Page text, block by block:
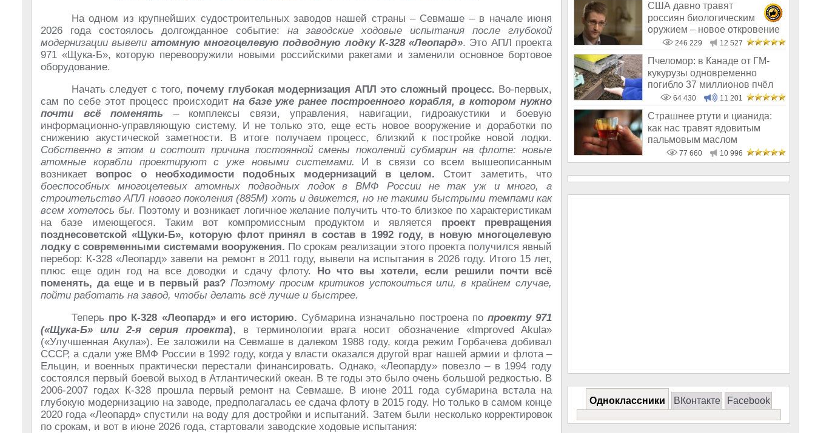
На одном из крупнейших судостроительных заводов нашей страны – Севмаше – в начале июня
2026 года состоялось долгожданное событие: на заводские ходовые испытания после глубокой
модернизации вывели атомную многоцелевую подводную лодку К-328 «Леопард». Это АПЛ проекта
971 «Щука-Б», которую перевооружили новыми российскими ракетами и заменили основное бортовое
оборудование.
Начать следует с того, почему глубокая модернизация АПЛ это сложный процесс. Во-первых,
сам по себе этот процесс происходит на базе уже ранее построенного корабля, в котором нужно
почти всё поменять – комплексы связи, управления, навигации, гидроакустики и боевую
информационно-управляющую систему. И не только это, еще есть новое вооружение и доработки по
снижению акустической заметности. В итоге получаем процесс, близкий к постройке новой лодки.
Собственно в этом и состоит причина постоянной смены поколений субмарин на флоте: новые
атомные корабли проектируют с уже новыми системами. И в связи со всем вышеописанным
возникает вопрос о необходимости подобных модернизаций в целом. Стоит заметить, что
боеспособных многоцелевых атомных подводных лодок в ВМФ России не так уж и много, а
строительство АПЛ нового поколения (885М) хоть и движется, но не такими быстрыми темпами как
всем хотелось бы. Поэтому и возникает логичное желание получить что-то близкое по характеристикам
на базе имеющегося. Таким вот компромиссным продуктом и является проект превращения
позднесоветской «Щуки-Б», которую флот принял в состав в 1992 году, в новую многоцелевую
лодку с современными системами вооружения. По срокам реализации этого проекта получился явный
перебор: К-328 «Леопард» завели на ремонт в 2011 году, вывели на испытания в 2026 году. Итого 15 лет,
плюс еще один год на все доводки и сдачу флоту. Но что вы хотели, если решили почти всё
поменять, да еще и в первый раз? Поэтому просим критиков успокоиться или, в крайнем случае,
пойти работать на завод, чтобы делать всё лучше и быстрее.
Теперь про К-328 «Леопард» и его историю. Субмарина изначально построена по проекту 971
(«Щука-Б» или 2-я серия проекта), в терминологии врага носит обозначение «Improved Akula»
(«Улучшенная Акула»). Ее заложили на Севмаше в далеком 1988 году, когда режим Горбачева добивал
СССР, а сдали уже ВМФ России в 1992 году, когда у власти оказался другой враг нашей армии и флота –
Ельцин, и военных практически перестали финансировать. Однако, «Леопарду» повезло – в 1994 году
состоялся первый боевой выход в Атлантический океан. В те годы это было очень большой редкостью. В
2006-2007 годах К-328 прошла первый ремонт на Севмаше. В июне 2011 года субмарина встала на
глубокую модернизацию на заводе, предполагалась ее сдача флоту в 2015 году. Но только в самом конце
2020 года «Леопард» спустили на воду для достройки и испытаний. Затем были несколько корректировок
по срокам, и вот в июне 2026 года, стартовали заводские ходовые испытания:
США давно травят
россиян биологическим
оружием – новое откровение
Эдварда Сноудена
246 229 12 527
Пчеломор: в Канаде от ГМ-
кукурузы одновременно
погибло 37 миллионов пчёл
64 430 11 201
Страшнее ртути и цианида:
как нас травят ядовитым
пальмовым маслом
77 660 10 996
Одноклассники ВКонтакте Facebook